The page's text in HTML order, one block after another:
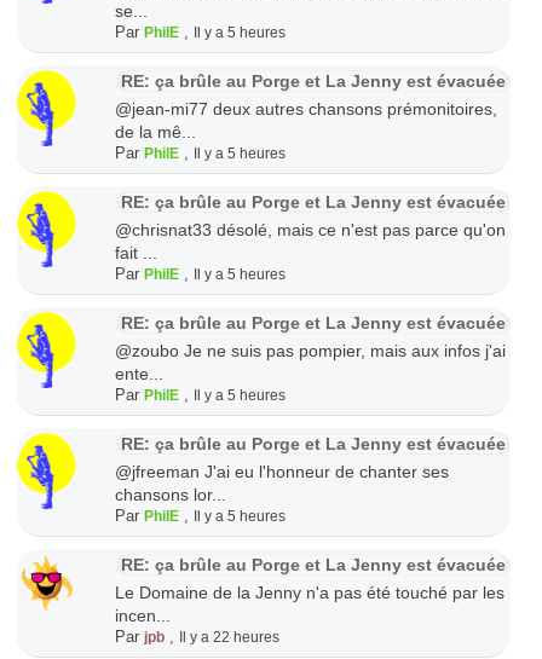
se...
ParPhilE , Il y a 5 heures
RE: ça brûle au Porge et La Jenny est évacuée
@jean-mi77 deux autres chansons prémonitoires,
de la mê...
ParPhilE , Il y a 5 heures
RE: ça brûle au Porge et La Jenny est évacuée
@chrisnat33 désolé, mais ce n'est pas parce qu'on
fait ...
ParPhilE , Il y a 5 heures
RE: ça brûle au Porge et La Jenny est évacuée
@zoubo Je ne suis pas pompier, mais aux infos j'ai
ente...
ParPhilE , Il y a 5 heures
RE: ça brûle au Porge et La Jenny est évacuée
@jfreeman J'ai eu l'honneur de chanter ses
chansons lor...
ParPhilE , Il y a 5 heures
RE: ça brûle au Porge et La Jenny est évacuée
Le Domaine de la Jenny n'a pas été touché par les
incen...
Parjpb , Il y a 22 heures